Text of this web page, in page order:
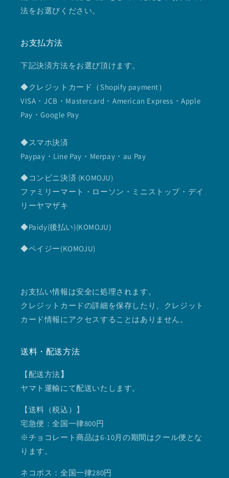
法をお選びください。
お支払方法
下記決済方法をお選び頂けます。
◆クレジットカード（Shopify payment）
VISA・JCB・Mastercard・American Express・Apple
Pay・Google Pay
◆スマホ決済
Paypay・Line Pay・Merpay・au Pay
◆コンビニ決済 (KOMOJU)
ファミリーマート・ローソン・ミニストップ・デイ
リーヤマザキ
◆Paidy(後払い)(KOMOJU)
◆ペイジー(KOMOJU)
お支払い情報は安全に処理されます。
クレジットカードの詳細を保存したり、クレジット
カード情報にアクセスすることはありません。
送料・配送方法
【配送方法】
ヤマト運輸にて配送いたします。
【送料（税込）】
宅急便：全国一律800円
※チョコレート商品は6-10月の期間はクール便とな
ります。
ネコポス：全国一律280円